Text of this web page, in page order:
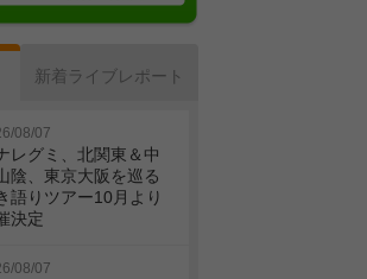
新着ライブレポート
08/07
レグミ、北関東＆中
陰、東京大阪を巡る
語りツアー10月より
決定
08/07